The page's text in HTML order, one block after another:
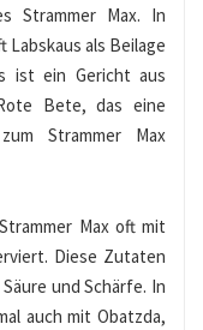
Strammer Max. In
als Beilage
ist ein Gericht aus
Bete, das eine
Strammer Max
Max oft mit
Diese Zutaten
und Schärfe. In
auch mit Obatzda,